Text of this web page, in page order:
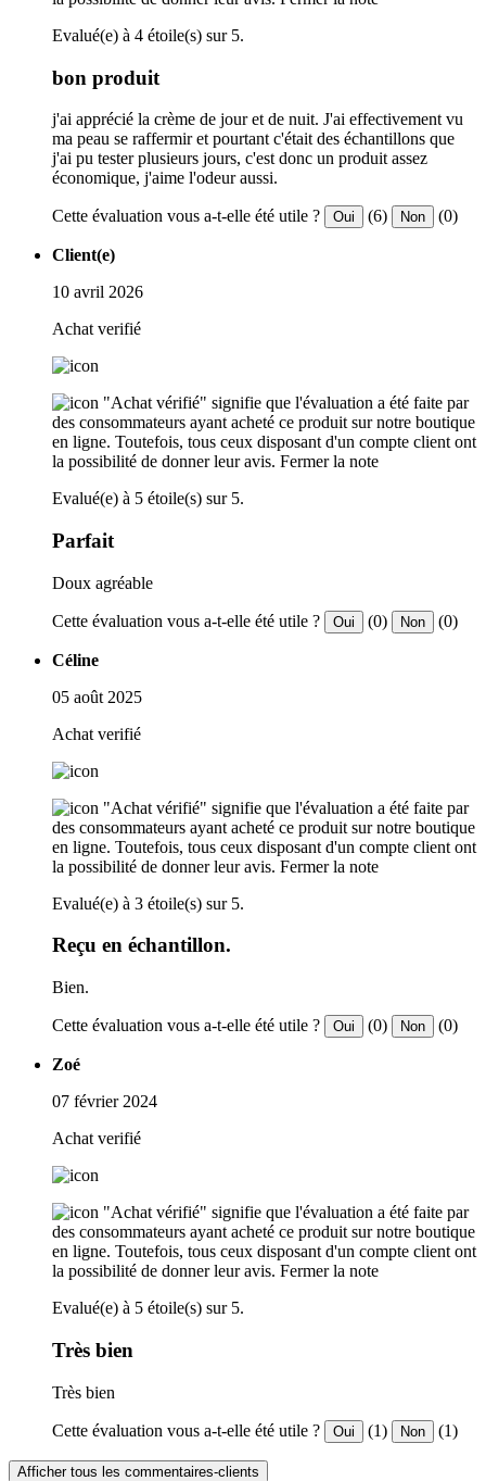
Evalué(e) à 4 étoile(s) sur 5.
bon produit
j'ai apprécié la crème de jour et de nuit. J'ai effectivement vu
ma peau se raffermir et pourtant c'était des échantillons que
j'ai pu tester plusieurs jours, c'est donc un produit assez
économique, j'aime l'odeur aussi.
Cette évaluation vous a-t-elle été utile ? Oui (6) Non (0)
Client(e)
10 avril 2026
Achat verifié
"Achat vérifié" signifie que l'évaluation a été faite par
des consommateurs ayant acheté ce produit sur notre boutique
en ligne. Toutefois, tous ceux disposant d'un compte client ont
la possibilité de donner leur avis. Fermer la note
Evalué(e) à 5 étoile(s) sur 5.
Parfait
Doux agréable
Cette évaluation vous a-t-elle été utile ? Oui (0) Non (0)
Céline
05 août 2025
Achat verifié
"Achat vérifié" signifie que l'évaluation a été faite par
des consommateurs ayant acheté ce produit sur notre boutique
en ligne. Toutefois, tous ceux disposant d'un compte client ont
la possibilité de donner leur avis. Fermer la note
Evalué(e) à 3 étoile(s) sur 5.
Reçu en échantillon.
Bien.
Cette évaluation vous a-t-elle été utile ? Oui (0) Non (0)
Zoé
07 février 2024
Achat verifié
"Achat vérifié" signifie que l'évaluation a été faite par
des consommateurs ayant acheté ce produit sur notre boutique
en ligne. Toutefois, tous ceux disposant d'un compte client ont
la possibilité de donner leur avis. Fermer la note
Evalué(e) à 5 étoile(s) sur 5.
Très bien
Très bien
Cette évaluation vous a-t-elle été utile ? Oui (1) Non (1)
Afficher tous les commentaires-clients